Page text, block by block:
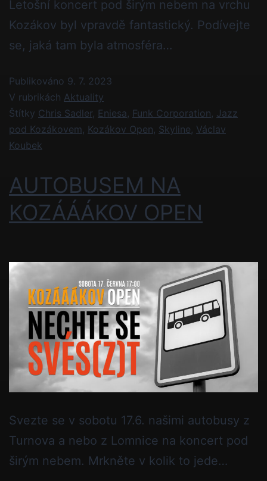
Letošní koncert pod širým nebem na vrchu
Kozákov byl vpravdě fantastický. Podívejte
se, jaká tam byla atmosféra…
Publikováno 9. 7. 2023
V rubrikách Aktuality
Štítky Chris Sadler, Eniesa, Funk Corporation, Jazz
pod Kozákovem, Kozákov Open, Skyline, Václav
Koubek
AUTOBUSEM NA
KOZÁÁÁKOV OPEN
Svezte se v sobotu 17.6. našimi autobusy z
Turnova a nebo z Lomnice na koncert pod
širým nebem. Mrkněte v kolik to jede…